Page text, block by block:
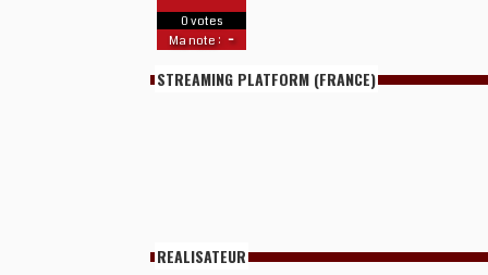
0 votes
Ma note : -
STREAMING PLATFORM (FRANCE)
REALISATEUR